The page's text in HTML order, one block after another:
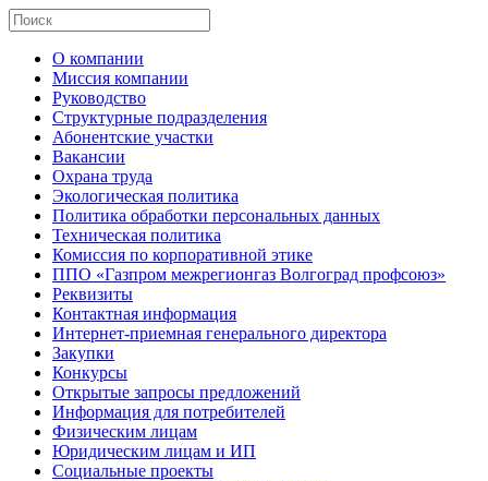
О компании
Миссия компании
Руководство
Структурные подразделения
Абонентские участки
Вакансии
Охрана труда
Экологическая политика
Политика обработки персональных данных
Техническая политика
Комиссия по корпоративной этике
ППО «Газпром межрегионгаз Волгоград профсоюз»
Реквизиты
Контактная информация
Интернет-приемная генерального директора
Закупки
Конкурсы
Открытые запросы предложений
Информация для потребителей
Физическим лицам
Юридическим лицам и ИП
Социальные проекты